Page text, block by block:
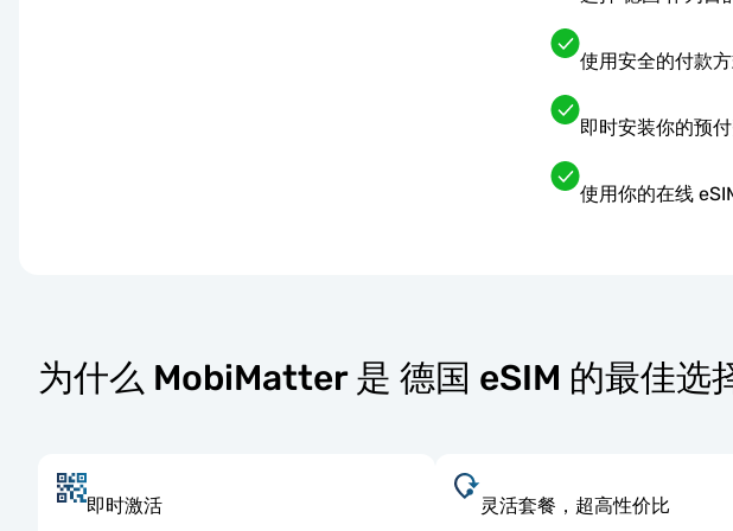
使用安全的付款
即时安装你的预
使用你的在线
为什么 MobiMatter 是 德国 eSIM 的最佳选
即时激活 灵活套餐，超高性价比